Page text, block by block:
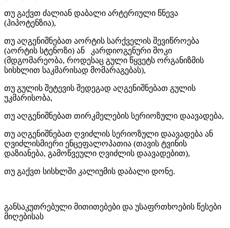
თუ გაქვთ ძალიან დაბალი არტერიული წნევა
(ჰიპოტენზია),
თუ აღგენიშნებათ აორტის სარქველის შევიწროება
(აორტის სტენოზი) ან კარდიოგენური შოკი
(მდგომარეობა, როდესაც გული წყვეტს ორგანიზმის
სისხლით საკმარისად მომარაგებას),
თუ გულის შეტევის შედეგად აღგენიშნებათ გულის
უკმარისობა,
თუ აღგენიშნებათ თირკმელების სერიოზული დაავადება,
თუ აღგენიშნებათ ღვიძლის სერიოზული დაავადება ან
ღვიძლისმიერი ენცეფალოპათია (თავის ტვინის
დაზიანება, გამოწვეული ღვიძლის დაავადებით),
თუ გაქვთ სისხლში კალიუმის დაბალი დონე.
განსაკუთრებული მითითებები და უსაფრთხოების წესები
მიღებისას